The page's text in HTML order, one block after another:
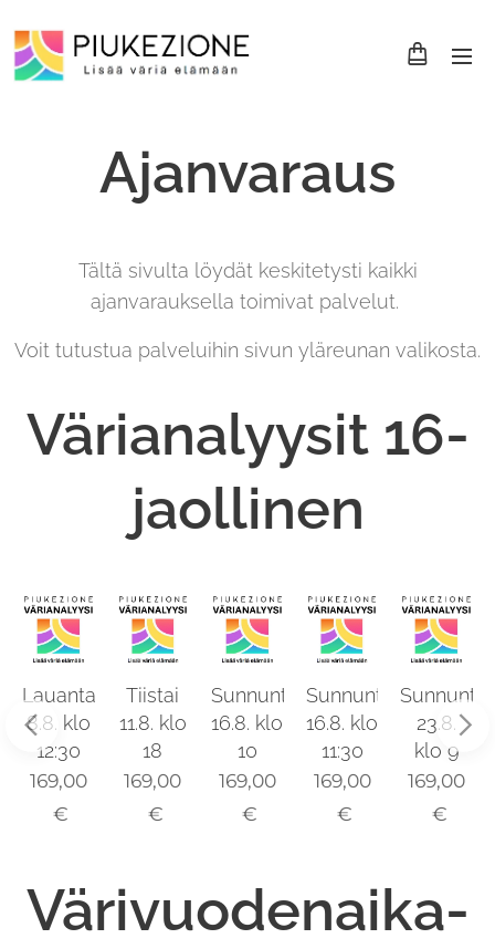
Ajanvaraus
Tältä sivulta löydät keskitetysti kaikki
ajanvarauksella toimivat palvelut.
Voit tutustua palveluihin sivun yläreunan valikosta.
Värianalyysit 16-
jaollinen
Lauantai
8.8. klo
12:30
169,00
€
Tiistai
11.8. klo
18
169,00
€
Sunnuntai
16.8. klo
10
169,00
€
Sunnuntai
16.8. klo
11:30
169,00
€
Sunnuntai
23.8.
klo 9
169,00
€
Värivuodenaika-